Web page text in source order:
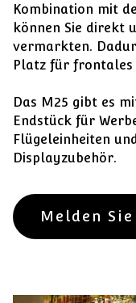
Kombination mit
können Sie direkt
vermarkten.
Platz für frontales
Das M25 gibt es
Endstück für
Flügeleinheiten
Displayzubehör.
Melden